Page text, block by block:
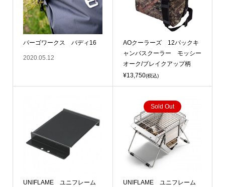
パーゴワークス バディ16
2020.05.12
AOクーラーズ 12パックキ
ャンバスクーラー モッシー
オーク/ブレイクアップ柄
¥13,750(税込)
UNIFLAME ユニフレーム
Sold Out
UNIFLAME ユニフレーム